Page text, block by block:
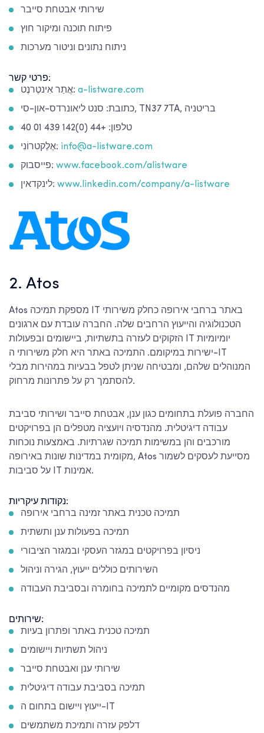
שירותי אבטחת סייבר
פיתוח תוכנה ומיקור חוץ
ניתוח נתונים וניטור מערכות
פרטי קשר:
אֲתַר אִינטֶרנֶט: a-listware.com
כתובת: סנט ליאונרדס-און-סי, TN37 7TA, בריטניה
טלפון: +44 (0)142 439 01 40
אֶלֶקטרוֹנִי: info@a-listware.com
פייסבוק: www.facebook.com/alistware
לינקדאין: www.linkedin.com/company/a-listware
2. Atos
Atos מספקת תמיכה IT באתר ברחבי אירופה כחלק משירותי
הטכנולוגיה והייעוץ הרחבים שלה. החברה עובדת עם ארגונים
הזקוקים לעזרה בתשתיות, ביישומים ובפעולות IT יומיומיות
ישירות במיקומם. התמיכה באתר היא חלק משירותי ה-IT
המנוהלים שלהם, ומבטיחה שניתן לטפל בבעיות במהירות מבלי
להסתמך רק על פתרונות מרחוק.
החברה פועלת בתחומים כגון ענן, אבטחת סייבר ושירותי סביבת
עבודה דיגיטלית. מהנדסיה ויועציה מטפלים הן בפרויקטים
מורכבים והן במשימות תמיכה שגרתיות. באמצעות נוכחות
מקומית במדינות שונות באירופה, Atos מסייעת לעסקים לשמור
על סביבות IT אמינות.
נקודות עיקריות:
תמיכה טכנית באתר זמינה ברחבי אירופה
תמיכה בפעולות ענן ותשתית
ניסיון בפרויקטים במגזר העסקי ובמגזר הציבורי
השירותים כוללים ייעוץ, הגירה וניהול
מהנדסים מקומיים לתמיכה בחומרה ובסביבת העבודה
שירותים:
תמיכה טכנית באתר ופתרון בעיות
ניהול תשתיות ויישומים
שירותי ענן ואבטחת סייבר
תמיכה בסביבת עבודה דיגיטלית
ייעוץ ויישום בתחום ה-IT
דלפק עזרה ותמיכת משתמשים